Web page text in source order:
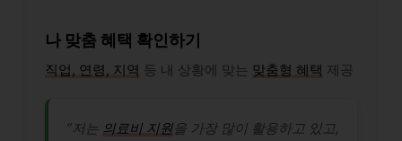
나 맞춤 혜택 확인하기
직업, 연령, 지역 등 내 상황에 맞는 맞춤형 혜택 제공
“저는 의료비 지원을 가장 많이 활용하고 있고,